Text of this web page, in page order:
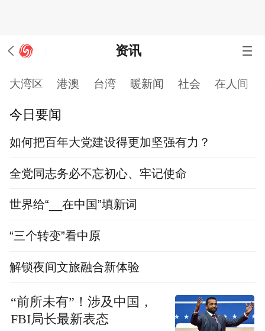
资讯
大湾区 港澳 台湾 暖新闻 社会 在人间
今日要闻
如何把百年大党建设得更加坚强有力？
全党同志务必不忘初心、牢记使命
世界给“__在中国”填新词
“三个转变”看中原
解锁夜间文旅融合新体验
“前所未有”！涉及中国，
FBI局长最新表态